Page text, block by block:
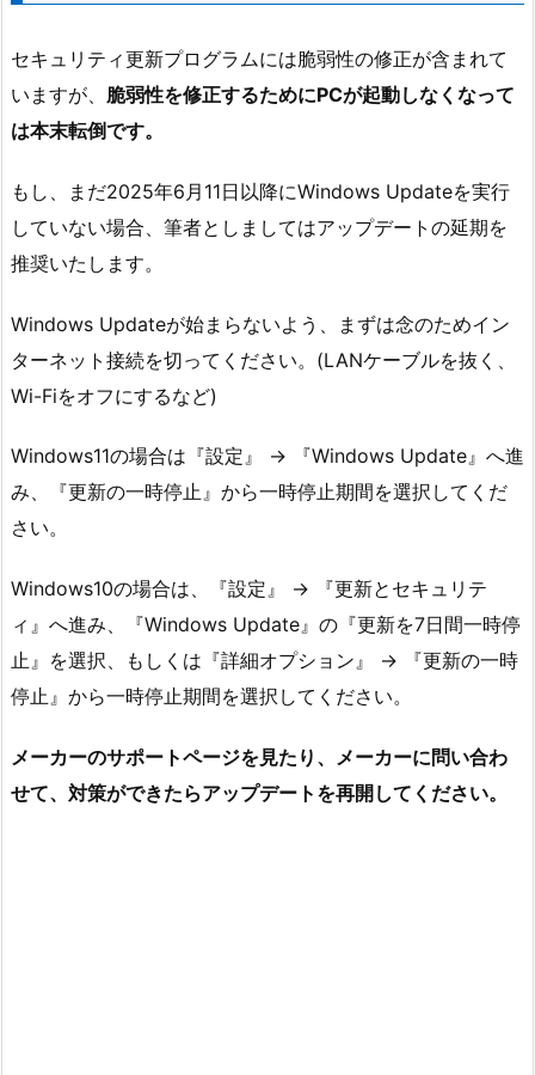
セキュリティ更新プログラムには脆弱性の修正が含まれて
いますが、 脆弱性を修正するためにPCが起動しなくなって
は本末転倒です。
もし、まだ2025年6月11日以降にWindows Updateを実行
していない場合、筆者としましてはアップデートの延期を
推奨いたします。
Windows Updateが始まらないよう、まずは念のためイン
ターネット接続を切ってください。(LANケーブルを抜く、
Wi-Fiをオフにするなど)
Windows11の場合は『設定』 → 『Windows Update』へ進
み、『更新の一時停止』から一時停止期間を選択してくだ
さい。
Windows10の場合は、『設定』 → 『更新とセキュリテ
ィ』へ進み、『Windows Update』の『更新を7日間一時停
止』を選択、もしくは『詳細オプション』 → 『更新の一時
停止』から一時停止期間を選択してください。
メーカーのサポートページを見たり、メーカーに問い合わ
せて、対策ができたらアップデートを再開してください。